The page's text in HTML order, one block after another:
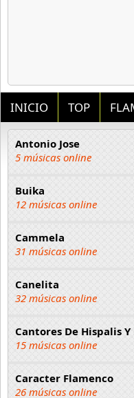
INICIO TOP
Antonio Jose
5 músicas online
Buika
12 músicas online
Cammela
31 músicas online
Canelita
32 músicas online
Cantores De Hispalis Y
15 músicas online
Caracter Flamenco
26 músicas online